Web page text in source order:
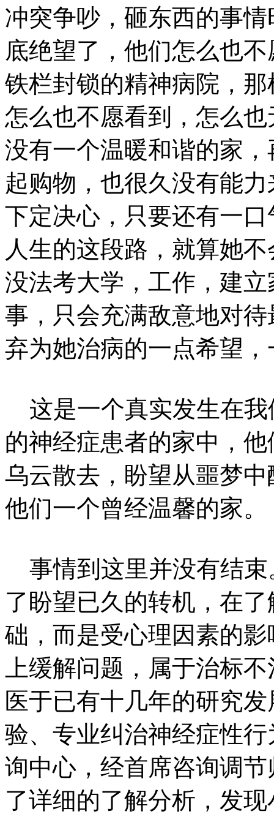
冲突争吵，砸东西的事
底绝望了，他们怎么也
铁栏封锁的精神病院，
怎么也不愿看到，怎么
没有一个温暖和谐的家
起购物，也很久没有能
下定决心，只要还有一
人生的这段路，就算她
没法考大学，工作，建
事，只会充满敌意地对
弃为她治病的一点希望
这是一个真实发生在我
的神经症患者的家中，
乌云散去，盼望从噩梦
他们一个曾经温馨的家。
事情到这里并没有结束
了盼望已久的转机，在
础，而是受心理因素的
上缓解问题，属于治标
医于已有十几年的研究
验、专业纠治神经症性
询中心，经首席咨询调
了详细的了解分析，发